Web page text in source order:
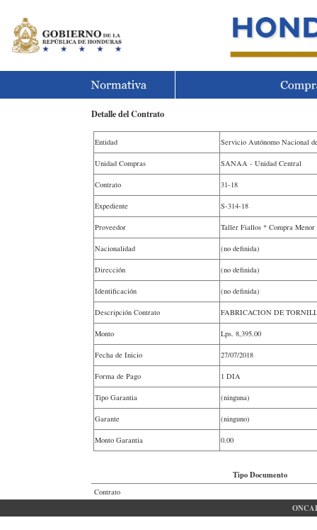
Detalle del Contrato
Entidad Servicio Autónomo Nacional
Unidad Compras SANAA - Unidad Central
Contrato 31-18
Expediente S-314-18
Proveedor Taller Fiallos * Compra Menor
Nacionalidad (no definida)
Dirección (no definida)
Identificación (no definida)
Descripción Contrato FABRICACION DE
Monto Lps. 8,395.00
Fecha de Inicio 27/07/2018
Forma de Pago 1 DIA
Tipo Garantia (ninguna)
Garante (ninguno)
Monto Garantia 0.00
Tipo Documento
Contrato